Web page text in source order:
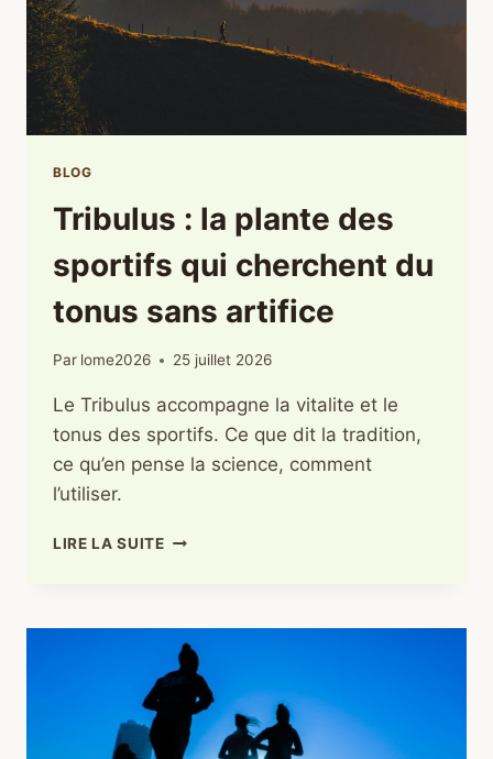
BLOG
Tribulus : la plante des
sportifs qui cherchent du
tonus sans artifice
Par lome2026 25 juillet 2026
Le Tribulus accompagne la vitalite et le
tonus des sportifs. Ce que dit la tradition,
ce qu’en pense la science, comment
l’utiliser.
LIRE LA SUITETRIBULUS
DES
SPORTIFS
QUI
CHERCHENT
TONUS